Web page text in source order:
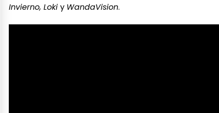
Invierno, Lokiy WandaVision.